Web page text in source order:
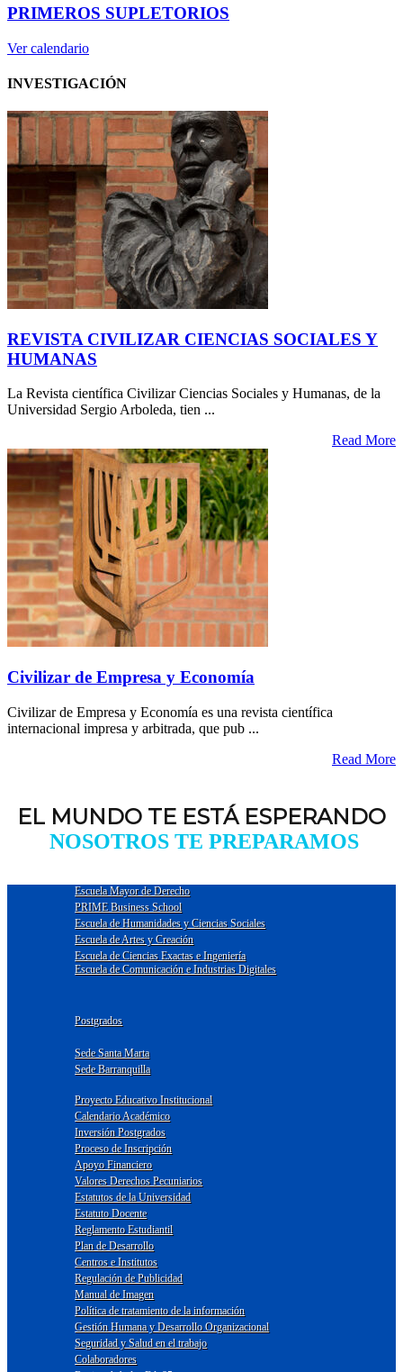
PRIMEROS SUPLETORIOS
Ver calendario
INVESTIGACIÓN
REVISTA CIVILIZAR CIENCIAS SOCIALES Y
HUMANAS
La Revista científica Civilizar Ciencias Sociales y Humanas, de la
Universidad Sergio Arboleda, tien ...
Read More
Civilizar de Empresa y Economía
Civilizar de Empresa y Economía es una revista científica
internacional impresa y arbitrada, que pub ...
Read More
EL MUNDO TE ESTÁ ESPERANDO
NOSOTROS TE PREPARAMOS
Escuela Mayor de Derecho
PRIME Business School
Escuela de Humanidades y Ciencias Sociales
Escuela de Artes y Creación
Escuela de Ciencias Exactas e Ingeniería
Escuela de Comunicación e Industrias Digitales
Postgrados
Sede Santa Marta
Sede Barranquilla
Proyecto Educativo Institucional
Calendario Académico
Inversión Postgrados
Proceso de Inscripción
Apoyo Financiero
Valores Derechos Pecuniarios
Estatutos de la Universidad
Estatuto Docente
Reglamento Estudiantil
Plan de Desarrollo
Centros e Institutos
Regulación de Publicidad
Manual de Imagen
Política de tratamiento de la información
Gestión Humana y Desarrollo Organizacional
Seguridad y Salud en el trabajo
Colaboradores